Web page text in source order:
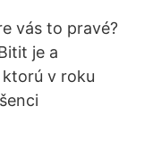
vás to pravé?
je a
v roku